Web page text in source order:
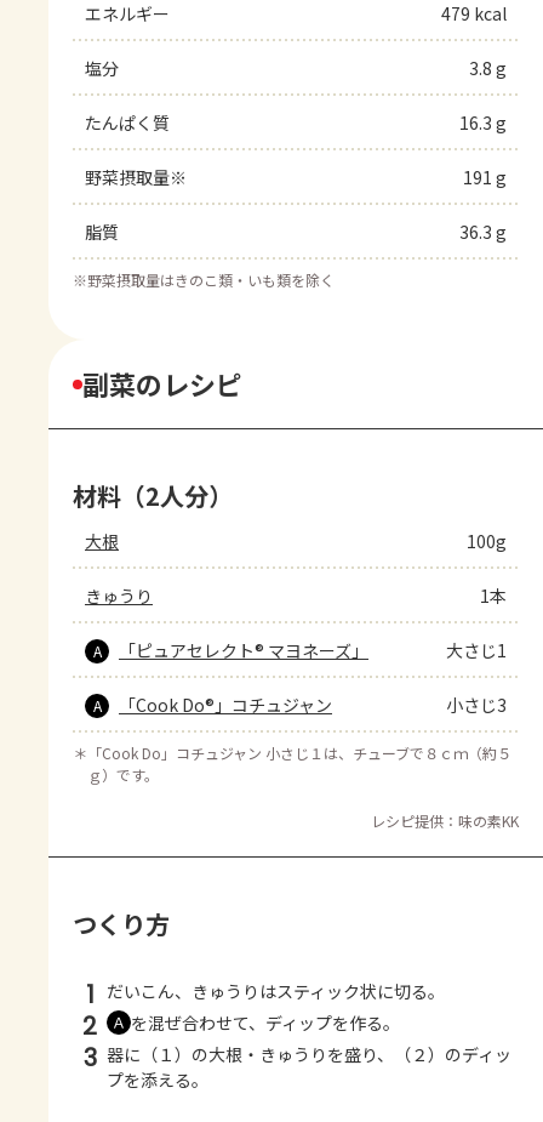
エネルギー 479 kcal
塩分 3.8 g
たんぱく質 16.3 g
野菜摂取量※ 191 g
脂質 36.3 g
※野菜摂取量はきのこ類・いも類を除く
副菜のレシピ
材料（2人分）
大根 100g
きゅうり 1本
A 「ピュアセレクト® マヨネーズ」 大さじ1
A 「Cook Do®」コチュジャン 小さじ3
＊ 「Cook Do」コチュジャン 小さじ１は、チューブで８ｃｍ（約５
ｇ）です。
レシピ提供：味の素KK
つくり方
1 だいこん、きゅうりはスティック状に切る。
2 Ａ を混ぜ合わせて、ディップを作る。
3 器に（１）の大根・きゅうりを盛り、（２）のディッ
プを添える。